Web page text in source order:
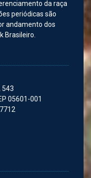
da raça
periódicas são
andamento dos
Brasileiro.
543
05601-001